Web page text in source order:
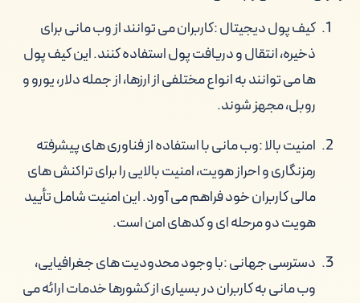
کیف پول دیجیتال:کاربران می توانند از وب مانی برای
ذخیره، انتقال و دریافت پول استفاده کنند. این کیف پول
ها می توانند به انواع مختلفی از ارزها، از جمله دلار، یورو و
روبل، مجهز شوند.
امنیت بالا:وب مانی با استفاده از فناوری های پیشرفته
رمزنگاری و احراز هویت، امنیت بالایی را برای تراکنش های
مالی کاربران خود فراهم می آورد. این امنیت شامل تأیید
هویت دو مرحله ای و کدهای امن است.
دسترسی جهانی:با وجود محدودیت های جغرافیایی،
وب مانی به کاربران در بسیاری از کشورها خدمات ارائه می